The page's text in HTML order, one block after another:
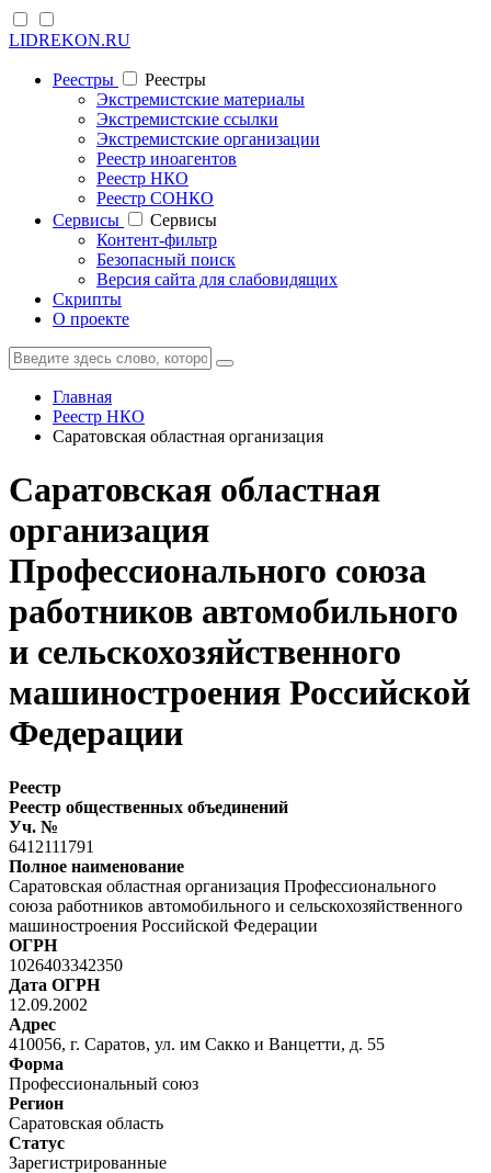
LIDREKON.RU
Реестры
Реестры
Экстремистские материалы
Экстремистские ссылки
Экстремистские организации
Реестр иноагентов
Реестр НКО
Реестр СОНКО
Cервисы
Cервисы
Контент-фильтр
Безопасный поиск
Версия сайта для слабовидящих
Скрипты
О проекте
Главная
Реестр НКО
Саратовская областная организация
Саратовская областная
организация
Профессионального союза
работников автомобильного
и сельскохозяйственного
машиностроения Российской
Федерации
Реестр
Реестр общественных объединений
Уч. №
6412111791
Полное наименование
Саратовская областная организация Профессионального
союза работников автомобильного и сельскохозяйственного
машиностроения Российской Федерации
ОГРН
1026403342350
Дата ОГРН
12.09.2002
Адрес
410056, г. Саратов, ул. им Сакко и Ванцетти, д. 55
Форма
Профессиональный союз
Регион
Саратовская область
Статус
Зарегистрированные